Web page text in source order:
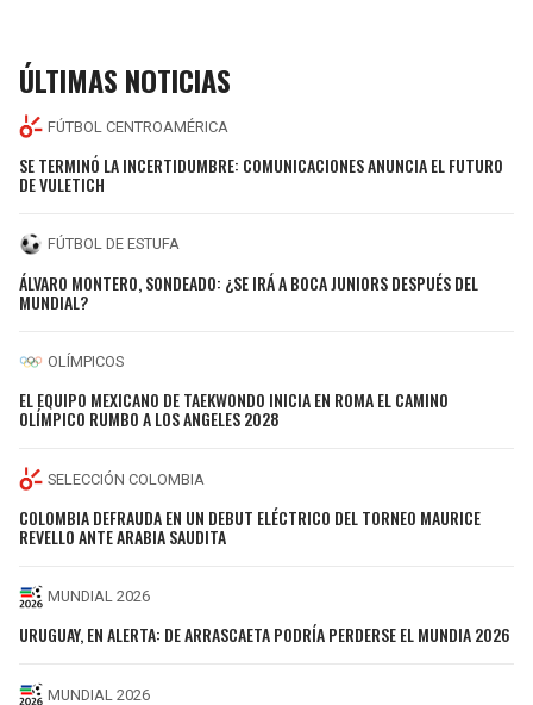
ÚLTIMAS NOTICIAS
FÚTBOL CENTROAMÉRICA
SE TERMINÓ LA INCERTIDUMBRE: COMUNICACIONES ANUNCIA EL FUTURO
DE VULETICH
FÚTBOL DE ESTUFA
ÁLVARO MONTERO, SONDEADO: ¿SE IRÁ A BOCA JUNIORS DESPUÉS DEL
MUNDIAL?
OLÍMPICOS
EL EQUIPO MEXICANO DE TAEKWONDO INICIA EN ROMA EL CAMINO
OLÍMPICO RUMBO A LOS ANGELES 2028
SELECCIÓN COLOMBIA
COLOMBIA DEFRAUDA EN UN DEBUT ELÉCTRICO DEL TORNEO MAURICE
REVELLO ANTE ARABIA SAUDITA
MUNDIAL 2026
URUGUAY, EN ALERTA: DE ARRASCAETA PODRÍA PERDERSE EL MUNDIA 2026
MUNDIAL 2026